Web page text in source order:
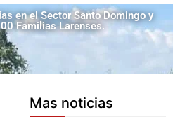
en el Sector Santo Domingo y
Familias Larenses.
Mas noticias